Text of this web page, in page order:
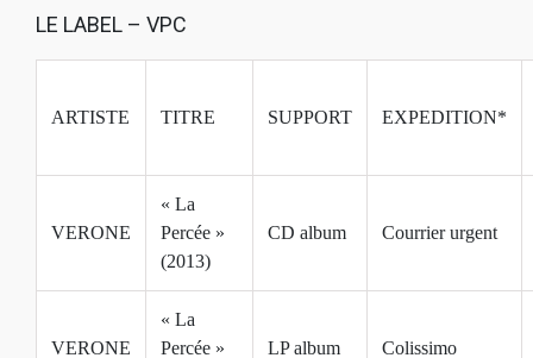
LE LABEL – VPC
ARTISTE TITRE SUPPORT EXPEDITION*
VERONE
« La
Percée »
(2013)
CD album Courrier urgent
VERONE
« La
Percée »
LP album Colissimo